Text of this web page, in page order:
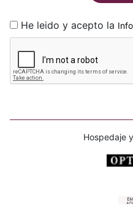
He leido y acepto la
Hospedaje